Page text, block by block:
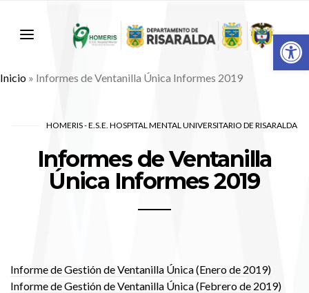
Inicio » Informes de Ventanilla Única Informes 2019
HOMERIS - E.S.E. HOSPITAL MENTAL UNIVERSITARIO DE RISARALDA
Informes de Ventanilla
Única Informes 2019
Informe de Gestión de Ventanilla Única (Enero de 2019)
Informe de Gestión de Ventanilla Única (Febrero de 2019)